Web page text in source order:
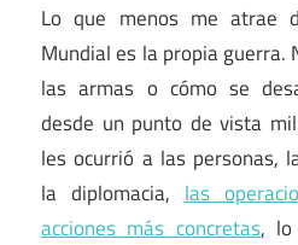
Lo que menos me atrae
Mundial es la propia guerra.
las armas o cómo se
desde un punto de vista
les ocurrió a las personas,
la diplomacia, las
acciones más concretas, lo